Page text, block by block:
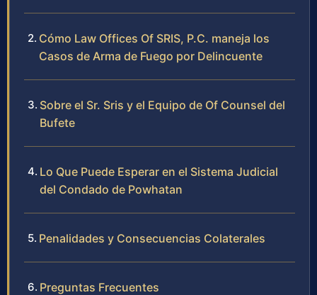
Cómo Law Offices Of SRIS, P.C. maneja los
Casos de Arma de Fuego por Delincuente
Sobre el Sr. Sris y el Equipo de Of Counsel del
Bufete
Lo Que Puede Esperar en el Sistema Judicial
del Condado de Powhatan
Penalidades y Consecuencias Colaterales
Preguntas Frecuentes